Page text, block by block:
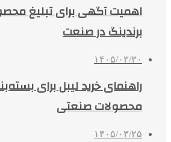
اهمیت آگهی برای تبلیغ
برندینگ در صنعت
۱۴۰۵/۰۳/۳۰
راهنمای خرید لیبل برای
محصولات صنعتی
۱۴۰۵/۰۳/۲۵